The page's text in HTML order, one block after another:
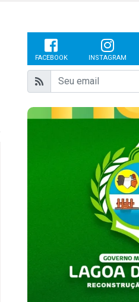
FACEBOOK INSTAGRAM